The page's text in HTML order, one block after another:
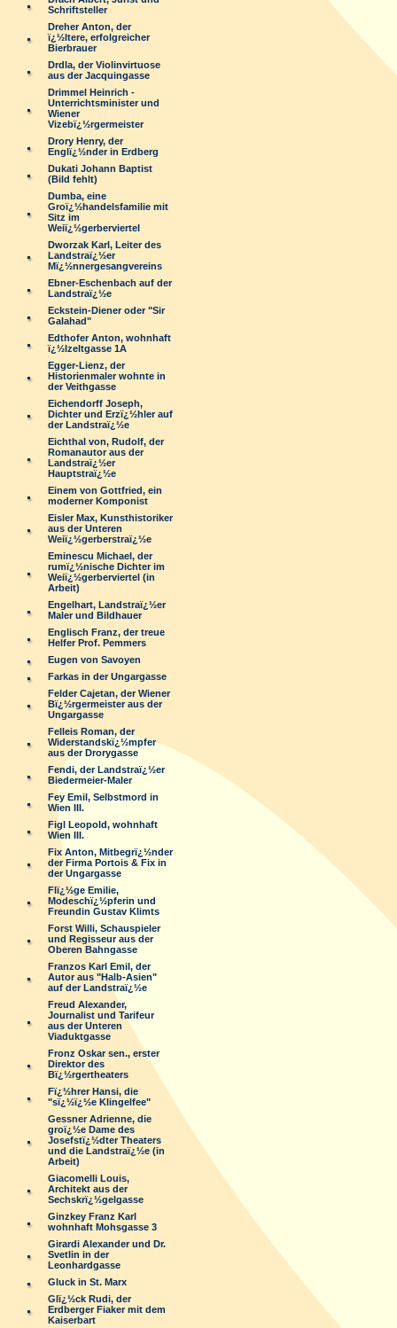
Schriftsteller
Dreher Anton, der
ï¿½ltere, erfolgreicher
Bierbrauer
Drdla, der Violinvirtuose
aus der Jacquingasse
Drimmel Heinrich -
Unterrichtsminister und
Wiener
Vizebï¿½rgermeister
Drory Henry, der
Englï¿½nder in Erdberg
Dukati Johann Baptist
(Bild fehlt)
Dumba, eine
Groï¿½handelsfamilie mit
Sitz im
Weiï¿½gerberviertel
Dworzak Karl, Leiter des
Landstraï¿½er
Mï¿½nnergesangvereins
Ebner-Eschenbach auf der
Landstraï¿½e
Eckstein-Diener oder "Sir
Galahad"
Edthofer Anton, wohnhaft
ï¿½lzeltgasse 1A
Egger-Lienz, der
Historienmaler wohnte in
der Veithgasse
Eichendorff Joseph,
Dichter und Erzï¿½hler auf
der Landstraï¿½e
Eichthal von, Rudolf, der
Romanautor aus der
Landstraï¿½er
Hauptstraï¿½e
Einem von Gottfried, ein
moderner Komponist
Eisler Max, Kunsthistoriker
aus der Unteren
Weiï¿½gerberstraï¿½e
Eminescu Michael, der
rumï¿½nische Dichter im
Weiï¿½gerberviertel (in
Arbeit)
Engelhart, Landstraï¿½er
Maler und Bildhauer
Englisch Franz, der treue
Helfer Prof. Pemmers
Eugen von Savoyen
Farkas in der Ungargasse
Felder Cajetan, der Wiener
Bï¿½rgermeister aus der
Ungargasse
Felleis Roman, der
Widerstandskï¿½mpfer
aus der Drorygasse
Fendi, der Landstraï¿½er
Biedermeier-Maler
Fey Emil, Selbstmord in
Wien III.
Figl Leopold, wohnhaft
Wien III.
Fix Anton, Mitbegrï¿½nder
der Firma Portois & Fix in
der Ungargasse
Flï¿½ge Emilie,
Modeschï¿½pferin und
Freundin Gustav Klimts
Forst Willi, Schauspieler
und Regisseur aus der
Oberen Bahngasse
Franzos Karl Emil, der
Autor aus "Halb-Asien"
auf der Landstraï¿½e
Freud Alexander,
Journalist und Tarifeur
aus der Unteren
Viaduktgasse
Fronz Oskar sen., erster
Direktor des
Bï¿½rgertheaters
Fï¿½hrer Hansi, die
"sï¿½ï¿½e Klingelfee"
Gessner Adrienne, die
groï¿½e Dame des
Josefstï¿½dter Theaters
und die Landstraï¿½e (in
Arbeit)
Giacomelli Louis,
Architekt aus der
Sechskrï¿½gelgasse
Ginzkey Franz Karl
wohnhaft Mohsgasse 3
Girardi Alexander und Dr.
Svetlin in der
Leonhardgasse
Gluck in St. Marx
Glï¿½ck Rudi, der
Erdberger Fiaker mit dem
Kaiserbart